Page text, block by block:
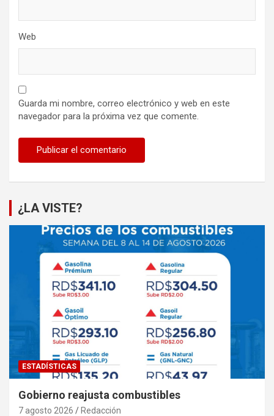
Web
Guarda mi nombre, correo electrónico y web en este
navegador para la próxima vez que comente.
¿LA VISTE?
ESTADÍSTICAS
Gobierno reajusta combustibles
7 agosto 2026 Redacción